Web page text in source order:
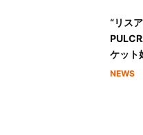
“リス
ケット
NEWS